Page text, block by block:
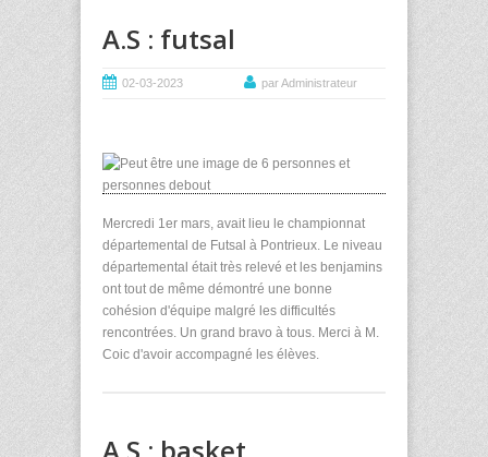
A.S : futsal
02-03-2023 par Administrateur
Mercredi 1er mars, avait lieu le championnat
départemental de Futsal à Pontrieux. Le niveau
départemental était très relevé et les benjamins
ont tout de même démontré une bonne
cohésion d'équipe malgré les difficultés
rencontrées. Un grand bravo à tous. Merci à M.
Coic d'avoir accompagné les élèves.
A.S : basket